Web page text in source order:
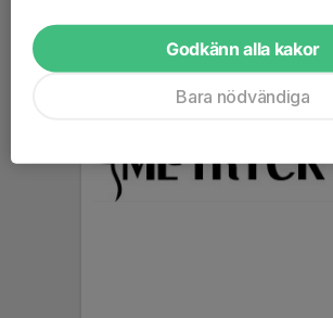
Godkänn alla kakor
Bara nödvändiga